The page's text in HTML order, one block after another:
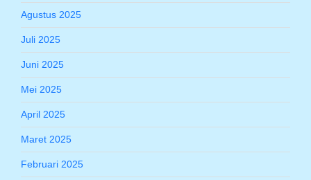
Agustus 2025
Juli 2025
Juni 2025
Mei 2025
April 2025
Maret 2025
Februari 2025